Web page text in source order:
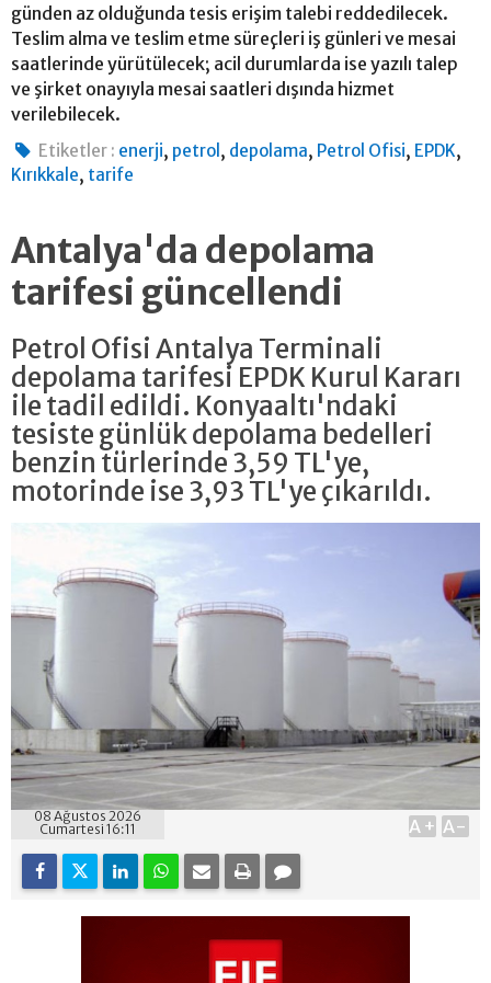
günden az olduğunda tesis erişim talebi reddedilecek.
Teslim alma ve teslim etme süreçleri iş günleri ve mesai
saatlerinde yürütülecek; acil durumlarda ise yazılı talep
ve şirket onayıyla mesai saatleri dışında hizmet
verilebilecek.
Etiketler : enerji, petrol , depolama, Petrol Ofisi, EPDK,
Kırıkkale, tarife
Antalya'da depolama
tarifesi güncellendi
Petrol Ofisi Antalya Terminali
depolama tarifesi EPDK Kurul Kararı
ile tadil edildi. Konyaaltı'ndaki
tesiste günlük depolama bedelleri
benzin türlerinde 3,59 TL'ye,
motorinde ise 3,93 TL'ye çıkarıldı.
08 Ağustos 2026
Cumartesi 16:11
A+ A-